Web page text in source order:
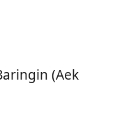
(Aek